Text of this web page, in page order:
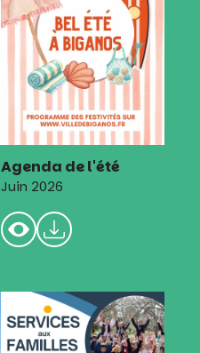
Agenda de l'été
Juin 2026